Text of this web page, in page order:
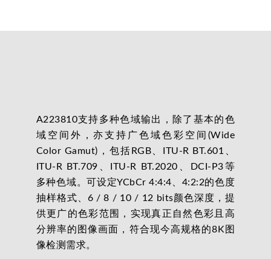
A223810支持多种色域输出，除了基本的色
域空间外，亦支持广色域色彩空间(Wide
Color Gamut)，包括RGB、ITU-R BT.601、
ITU-R BT.709、ITU-R BT.2020、DCI-P3等
多种色域。可设定YCbCr 4:4:4、4:2:2的色度
抽样格式、6 / 8 / 10 / 12 bits颜色深度，提
供更广的色彩范围，实现真正自然色彩且高
分辨率的图像画面，符合现今高规格的8K图
像检测需求。